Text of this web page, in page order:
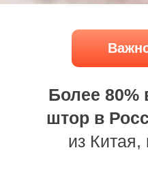
Более 80%
штор в
из Китая,